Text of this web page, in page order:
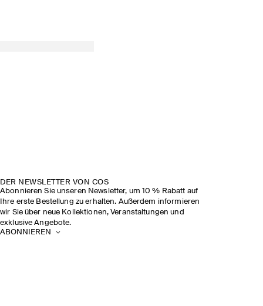
DER NEWSLETTER VON COS
Abonnieren Sie unseren Newsletter, um 10 % Rabatt auf
Ihre erste Bestellung zu erhalten. Außerdem informieren
wir Sie über neue Kollektionen, Veranstaltungen und
exklusive Angebote.
ABONNIEREN